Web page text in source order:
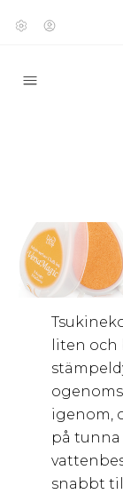
liten
igenom,
på tunna
snabbt